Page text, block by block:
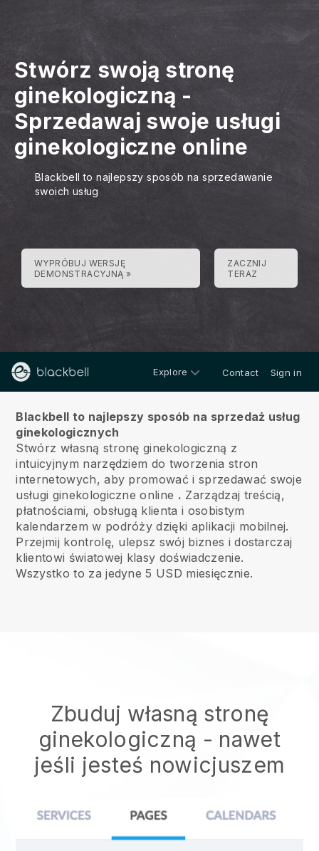
Stwórz swoją stronę
ginekologiczną -
Sprzedawaj swoje usługi
ginekologiczne online
Blackbell to najlepszy sposób na sprzedawanie
swoich usług
WYPRÓBUJ WERSJĘ
DEMONSTRACYJNĄ »
ZACZNIJ
TERAZ
Explore Contact Sign in
Blackbell to najlepszy sposób na sprzedaż usług
ginekologicznych
Stwórz własną stronę ginekologiczną z
intuicyjnym narzędziem do tworzenia stron
internetowych, aby promować i sprzedawać swoje
usługi ginekologiczne online . Zarządzaj treścią,
płatnościami, obsługą klienta i osobistym
kalendarzem w podróży dzięki aplikacji mobilnej.
Przejmij kontrolę, ulepsz swój biznes i dostarczaj
klientowi światowej klasy doświadczenie.
Wszystko to za jedyne 5 USD miesięcznie.
Zbuduj własną stronę
ginekologiczną - nawet
jeśli jesteś nowicjuszem